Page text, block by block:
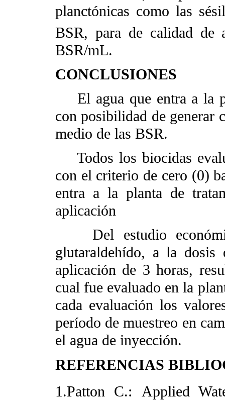
planctónicas como las
BSR, para de calidad de
BSR/mL.
CONCLUSIONES
El agua que entra a la
con posibilidad de
medio de las BSR.
Todos los biocidas
con el criterio de cero (0)
entra a la planta de
aplicación
Del estudio
glutaraldehído, a la
aplicación de 3 horas,
cual fue evaluado en la
cada evaluación los
período de muestreo en
el agua de inyección.
REFERENCIAS
1.Patton C.: Applied